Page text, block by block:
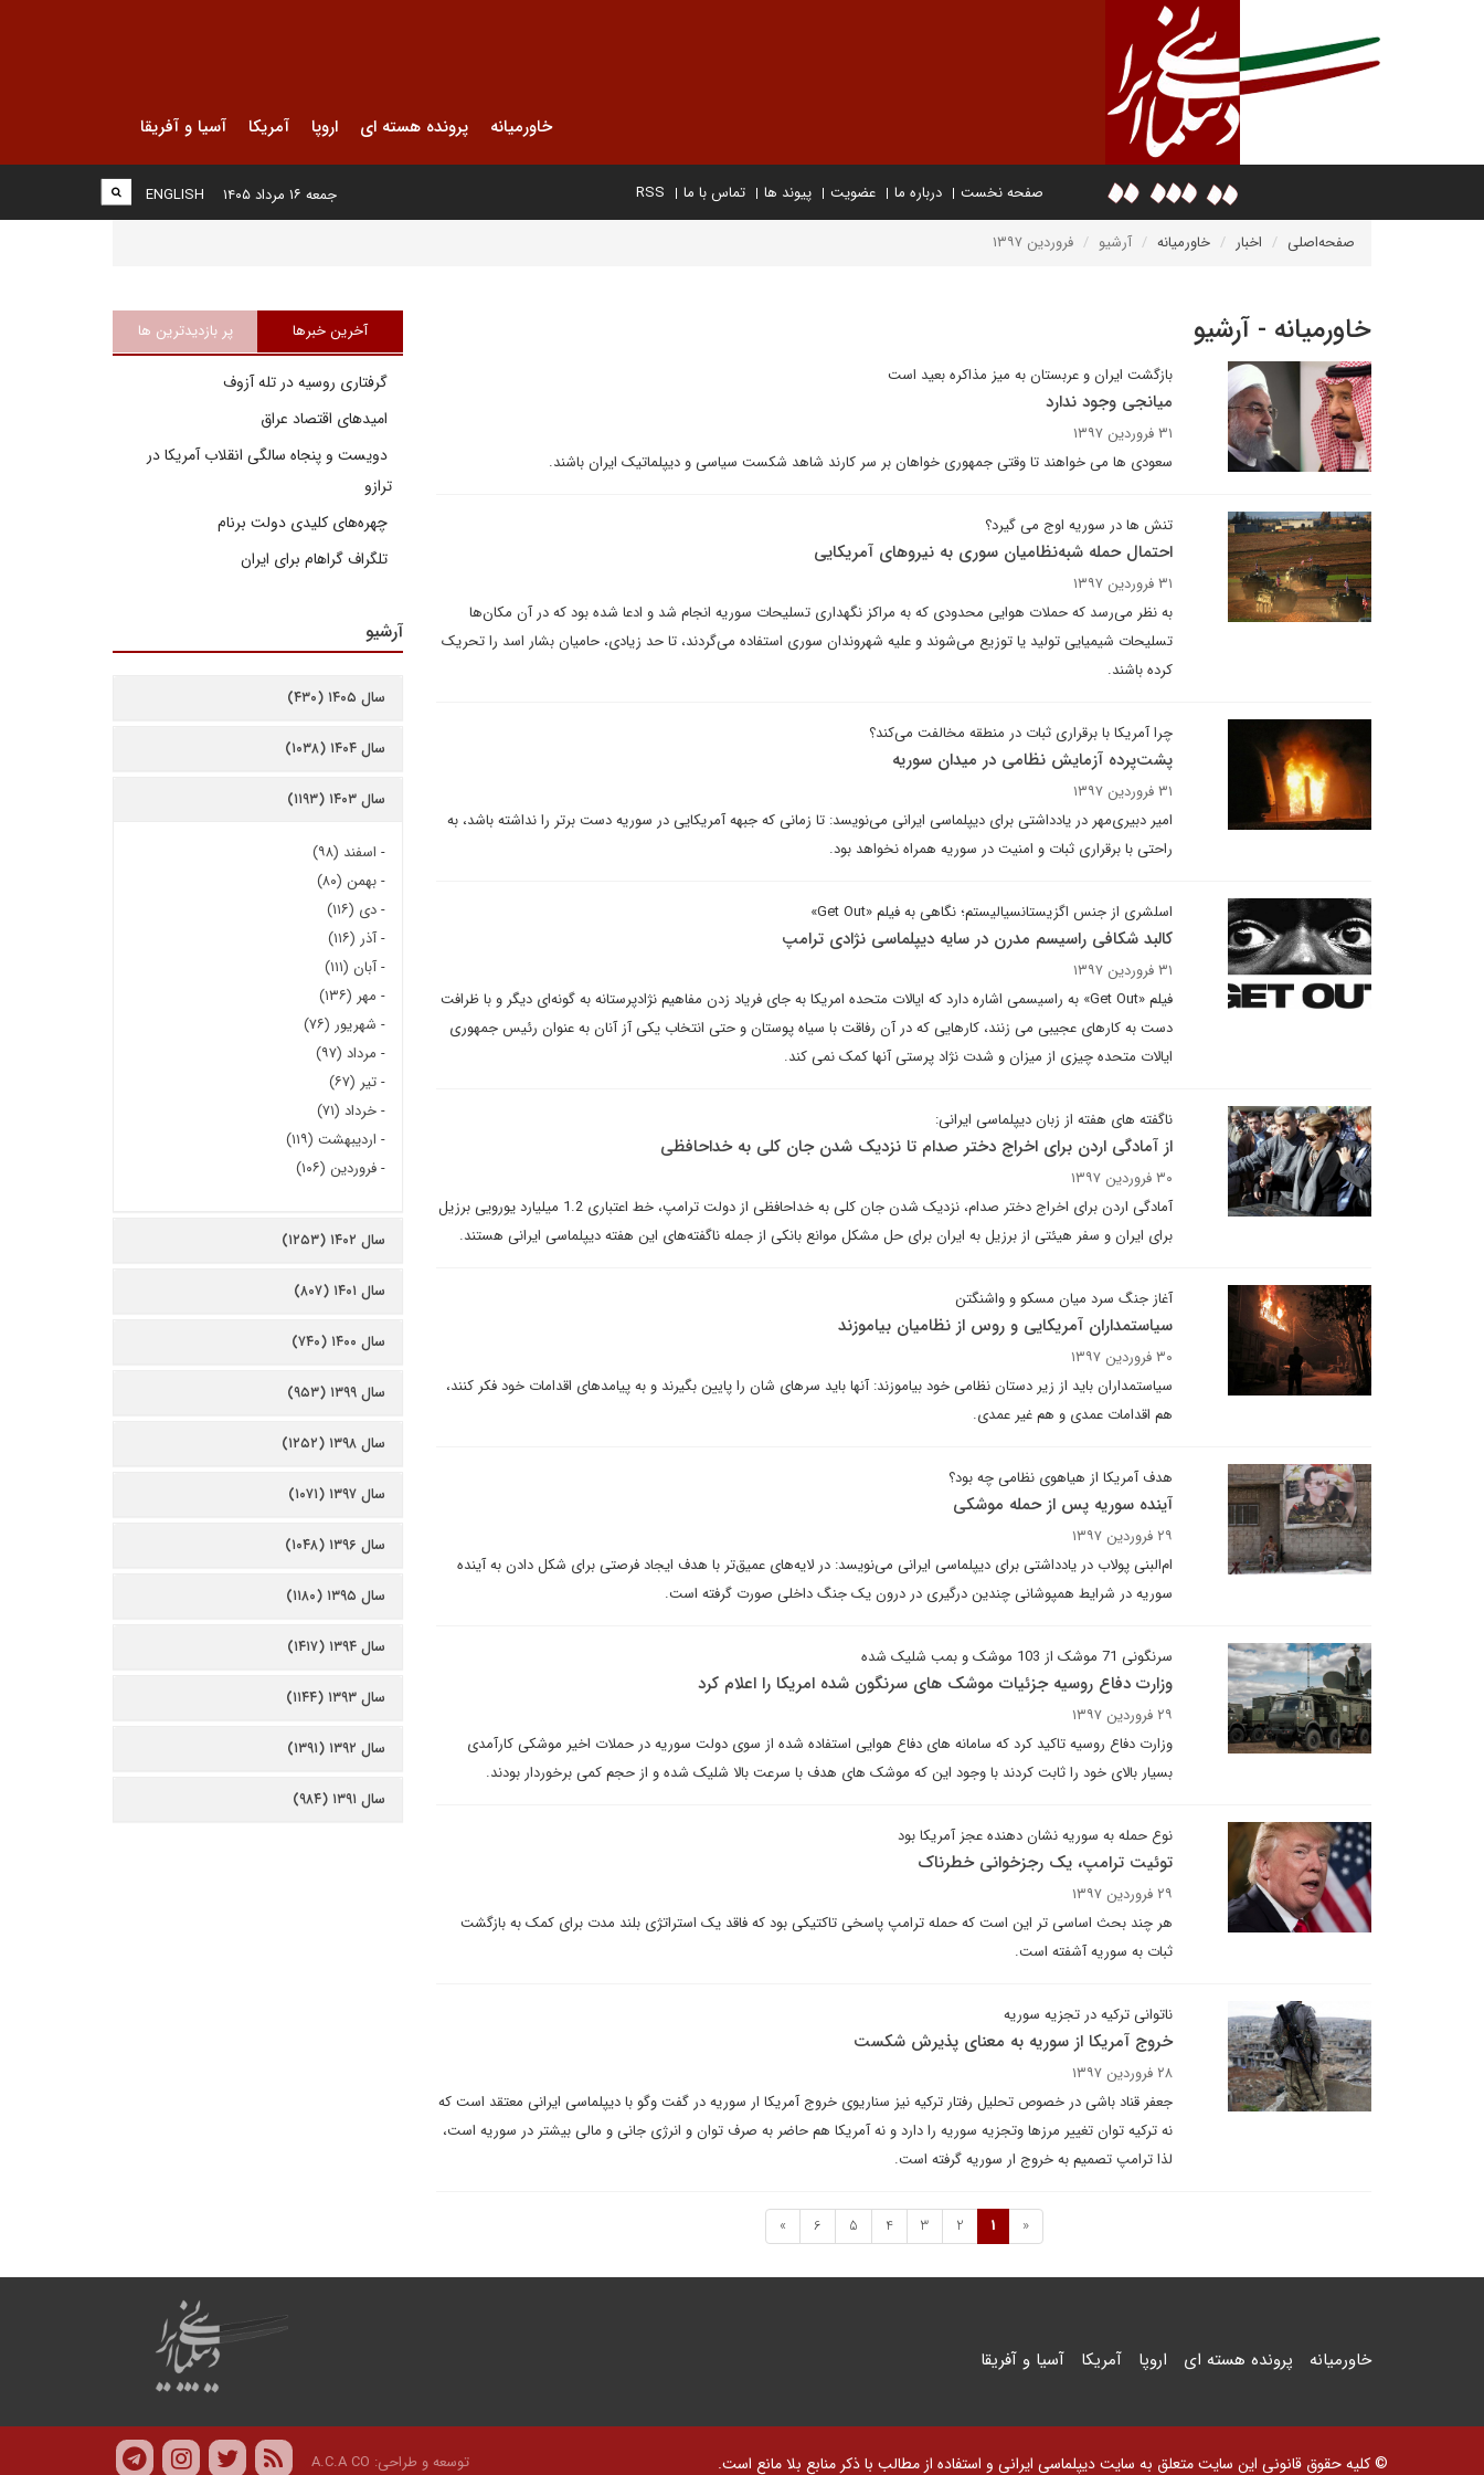
خاورمیانه پرونده هسته ای اروپا آمریکا آسیا و آفریقا
صفحه نخست درباره ما عضویت پیوند ها تماس با ما RSS
ENGLISH جمعه ۱۶ مرداد ۱۴۰۵
صفحه‌اصلی اخبار خاورمیانه آرشیو فروردین ۱۳۹۷
خاورمیانه - آرشیو
بازگشت ایران و عربستان به میز مذاکره بعید است
میانجی وجود ندارد
۳۱ فروردین ۱۳۹۷
سعودی ها می خواهند تا وقتی جمهوری خواهان بر سر کارند شاهد شکست سیاسی و دیپلماتیک ایران باشند.
تنش ها در سوریه اوج می گیرد؟
احتمال حمله شبه‌نظامیان سوری به نیروهای آمریکایی
۳۱ فروردین ۱۳۹۷
به نظر می‌رسد که حملات هوایی محدودی که به مراکز نگهداری تسلیحات سوریه انجام شد و ادعا شده بود که در آن مکان‌ها
تسلیحات شیمیایی تولید یا توزیع می‌شوند و علیه شهروندان سوری استفاده می‌گردند، تا حد زیادی، حامیان بشار اسد را تحریک
کرده باشند.
چرا آمریکا با برقراری ثبات در منطقه مخالفت می‌کند؟
پشت‌پرده آزمایش نظامی در میدان سوریه
۳۱ فروردین ۱۳۹۷
امیر دبیری‌مهر در یادداشتی برای دیپلماسی ایرانی می‌نویسد: تا زمانی که جبهه آمریکایی در سوریه دست برتر را نداشته باشد، به
راحتی با برقراری ثبات و امنیت در سوریه همراه نخواهد بود.
اسلشری از جنس اگزیستانسیالیستم؛ نگاهی به فیلم «Get Out»
کالبد شکافی راسیسم مدرن در سایه دیپلماسی نژادی ترامپ
۳۱ فروردین ۱۳۹۷
فیلم «Get Out» به راسیسمی اشاره دارد که ایالات متحده امریکا به جای فریاد زدن مفاهیم نژادپرستانه به گونه‌ای دیگر و با ظرافت
دست به کارهای عجیبی می زنند، کارهایی که در آن رفاقت با سیاه پوستان و حتی انتخاب یکی آز آنان به عنوان رئیس جمهوری
ایالات متحده چیزی از میزان و شدت نژاد پرستی آنها کمک نمی کند.
ناگفته های هفته از زبان دیپلماسی ایرانی:
از آمادگی اردن برای اخراج دختر صدام تا نزدیک شدن جان کلی به خداحافظی
۳۰ فروردین ۱۳۹۷
آمادگی اردن برای اخراج دختر صدام، نزدیک شدن جان کلی به خداحافظی از دولت ترامپ، خط اعتباری 1.2 میلیارد یورویی برزیل
برای ایران و سفر هیئتی از برزیل به ایران برای حل مشکل موانع بانکی از جمله ناگفته‌های این هفته دیپلماسی ایرانی هستند.
آغاز جنگ سرد میان مسکو و واشنگتن
سیاستمداران آمریکایی و روس از نظامیان بیاموزند
۳۰ فروردین ۱۳۹۷
سیاستمداران باید از زیر دستان نظامی خود بیاموزند: آنها باید سرهای شان را پایین بگیرند و به پیامدهای اقدامات خود فکر کنند،
هم اقدامات عمدی و هم غیر عمدی.
هدف آمریکا از هیاهوی نظامی چه بود؟
آینده سوریه پس از حمله موشکی
۲۹ فروردین ۱۳۹۷
ام‌البنی پولاب در یادداشتی برای دیپلماسی ایرانی می‌نویسد: در لایه‌های عمیق‌تر با هدف ایجاد فرصتی برای شکل دادن به آینده
سوریه در شرایط همپوشانی چندین درگیری در درون یک جنگ داخلی صورت گرفته است.
سرنگونی 71 موشک از 103 موشک و بمب شلیک شده
وزارت دفاع روسیه جزئیات موشک های سرنگون شده امریکا را اعلام کرد
۲۹ فروردین ۱۳۹۷
وزارت دفاع روسیه تاکید کرد که سامانه های دفاع هوایی استفاده شده از سوی دولت سوریه در حملات اخیر موشکی کارآمدی
بسیار بالای خود را ثابت کردند با وجود این که موشک های هدف با سرعت بالا شلیک شده و از حجم کمی برخوردار بودند.
نوع حمله به سوریه نشان دهنده عجز آمریکا بود
توئیت ترامپ، یک رجزخوانی خطرناک
۲۹ فروردین ۱۳۹۷
هر چند بحث اساسی تر این است که حمله ترامپ پاسخی تاکتیکی بود که فاقد یک استراتژی بلند مدت برای کمک به بازگشت
ثبات به سوریه آشفته است.
ناتوانی ترکیه در تجزیه سوریه
خروج آمریکا از سوریه به معنای پذیرش شکست
۲۸ فروردین ۱۳۹۷
جعفر قناد باشی در خصوص تحلیل رفتار ترکیه نیز سناریوی خروج آمریکا ار سوریه در گفت وگو با دیپلماسی ایرانی معتقد است که
نه ترکیه توان تغییر مرزها وتجزیه سوریه را دارد و نه آمریکا هم حاضر به صرف توان و انرژی جانی و مالی بیشتر در سوریه است،
لذا ترامپ تصمیم به خروج ار سوریه گرفته است.
«
1
2
3
4
5
6
»
آخرین خبرها پر بازدیدترین ها
گرفتاری روسیه در تله آزوف
امیدهای اقتصاد عراق
دویست و پنجاه سالگی انقلاب آمریکا در
ترازو
چهره‌های کلیدی دولت برنام
تلگراف گراهام برای ایران
آرشیو
سال ۱۴۰۵ (۴۳۰)
سال ۱۴۰۴ (۱۰۳۸)
سال ۱۴۰۳ (۱۱۹۳)
- اسفند (۹۸)
-بهمن (۸۰)
-دی (۱۱۶)
-آذر (۱۱۶)
-آبان (۱۱۱)
- مهر (۱۳۶)
- شهریور (۷۶)
- مرداد (۹۷)
-تیر (۶۷)
-خرداد (۷۱)
- اردیبهشت (۱۱۹)
-فروردین (۱۰۶)
سال ۱۴۰۲ (۱۲۵۳)
سال ۱۴۰۱ (۸۰۷)
سال ۱۴۰۰ (۷۴۰)
سال ۱۳۹۹ (۹۵۳)
سال ۱۳۹۸ (۱۲۵۲)
سال ۱۳۹۷ (۱۰۷۱)
سال ۱۳۹۶ (۱۰۴۸)
سال ۱۳۹۵ (۱۱۸۰)
سال ۱۳۹۴ (۱۴۱۷)
سال ۱۳۹۳ (۱۱۴۴)
سال ۱۳۹۲ (۱۳۹۱)
سال ۱۳۹۱ (۹۸۴)
خاورمیانه پرونده هسته ای اروپا آمریکا آسیا و آفریقا
© کلیه حقوق قانونی این سایت متعلق به سایت دیپلماسی ایرانی و استفاده از مطالب با ذکر منابع بلا مانع است. توسعه و طراحی: A.C.A CO